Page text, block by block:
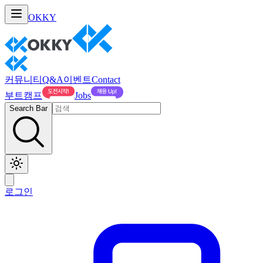
OKKY
커뮤니티 Q&A이벤트Contact
부트캠프
Jobs
Search Bar
로그인